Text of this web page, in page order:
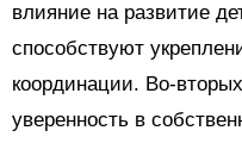
влияние на развитие
способствуют
координации. Во-
уверенность в